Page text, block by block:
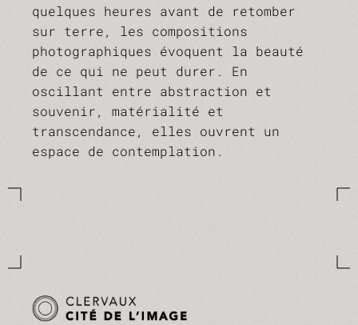
quelques heures avant de retomber
sur terre, les compositions
photographiques évoquent la beauté
de ce qui ne peut durer. En
oscillant entre abstraction et
souvenir, matérialité et
transcendance, elles ouvrent un
espace de contemplation.